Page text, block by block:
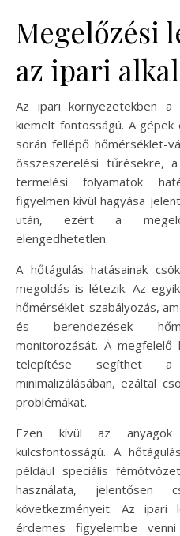
Megelőzési
az ipari
Az ipari környezetekben a
kiemelt fontosságú. A
során fellépő hőmérséklet-
összeszerelési tűrésekre,
termelési folyamatok
figyelmen kívül hagyása
után, ezért a
elengedhetetlen.
A hőtágulás hatásainak
megoldás is létezik. Az
hőmérséklet-szabályozás,
és berendezések
monitorozását. A
telepítése segíthet a
minimalizálásában, ezáltal
problémákat.
Ezen kívül az
kulcsfontosságú. A
például speciális
használata, jelentősen
következményeit. Az ipari
érdemes figyelembe